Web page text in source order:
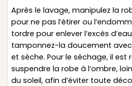
Après le lavage, manipulez la
pour ne pas l’étirer ou
tordre pour enlever l’excès
tamponnez-la doucement
et sèche. Pour le séchage, il
suspendre la robe à l’ombre,
du soleil, afin d’éviter toute